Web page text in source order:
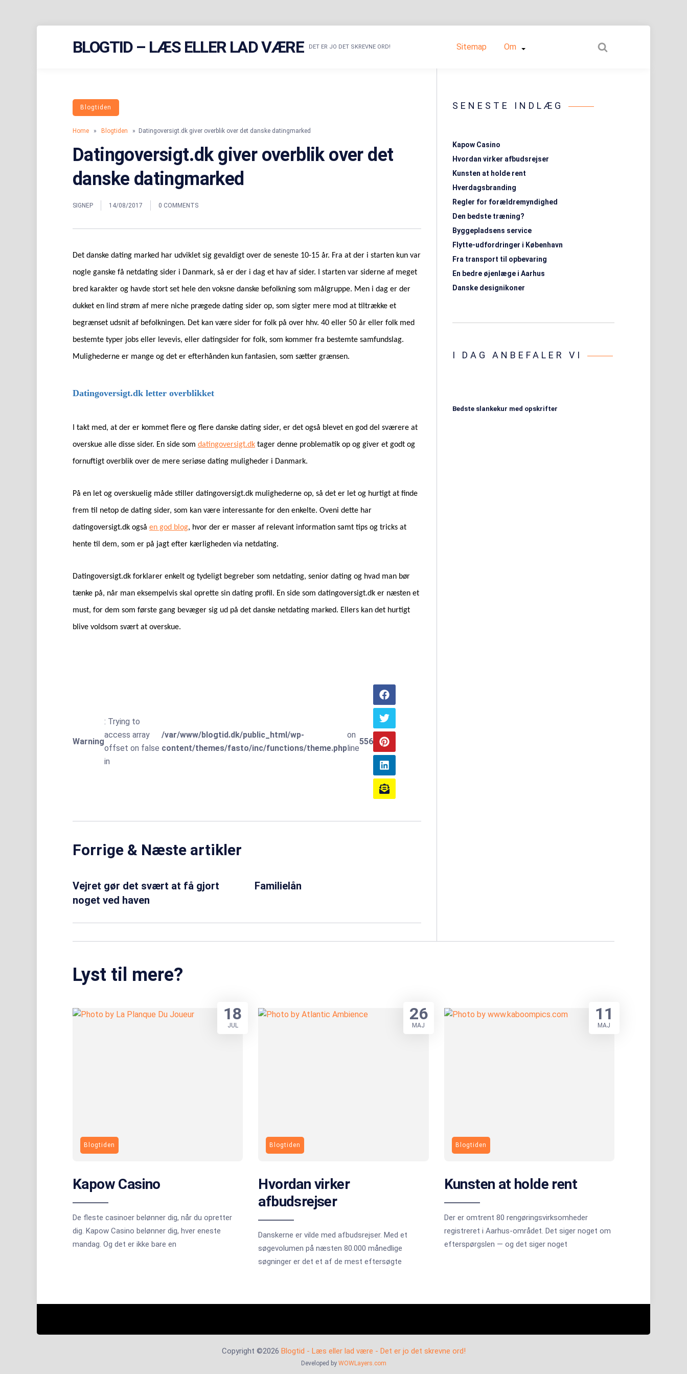
BLOGTID – LÆS ELLER LAD VÆRE DET ER JO DET SKREVNE ORD! Sitemap Om
Blogtiden
Home » Blogtiden » Datingoversigt.dk giver overblik over det danske datingmarked
Datingoversigt.dk giver overblik over det
danske datingmarked
SIGNEP 14/08/2017 0 COMMENTS
Det danske dating marked har udviklet sig gevaldigt over de seneste 10-15 år. Fra at der i starten kun var
nogle ganske få netdating sider i Danmark, så er der i dag et hav af sider. I starten var siderne af meget
bred karakter og havde stort set hele den voksne danske befolkning som målgruppe. Men i dag er der
dukket en lind strøm af mere niche prægede dating sider op, som sigter mere mod at tiltrække et
begrænset udsnit af befolkningen. Det kan være sider for folk på over hhv. 40 eller 50 år eller folk med
bestemte typer jobs eller levevis, eller datingsider for folk, som kommer fra bestemte samfundslag.
Mulighederne er mange og det er efterhånden kun fantasien, som sætter grænsen.
Datingoversigt.dk letter overblikket
I takt med, at der er kommet flere og flere danske dating sider, er det også blevet en god del sværere at
overskue alle disse sider. En side som datingoversigt.dk tager denne problematik op og giver et godt og
fornuftigt overblik over de mere seriøse dating muligheder i Danmark.
På en let og overskuelig måde stiller datingoversigt.dk mulighederne op, så det er let og hurtigt at finde
frem til netop de dating sider, som kan være interessante for den enkelte. Oveni dette har
datingoversigt.dk også en god blog, hvor der er masser af relevant information samt tips og tricks at
hente til dem, som er på jagt efter kærligheden via netdating.
Datingoversigt.dk forklarer enkelt og tydeligt begreber som netdating, senior dating og hvad man bør
tænke på, når man eksempelvis skal oprette sin dating profil. En side som datingoversigt.dk er næsten et
must, for dem som første gang bevæger sig ud på det danske netdating marked. Ellers kan det hurtigt
blive voldsom svært at overskue.
Warning
: Trying to
access array
offset on false
in
/var/www/blogtid.dk/public_html/wp-
content/themes/fasto/inc/functions/theme.php
on
line
556
Forrige & Næste artikler
Vejret gør det svært at få gjort
noget ved haven
Familielån
SENESTE INDLÆG
Kapow Casino
Hvordan virker afbudsrejser
Kunsten at holde rent
Hverdagsbranding
Regler for forældremyndighed
Den bedste træning?
Byggepladsens service
Flytte-udfordringer i København
Fra transport til opbevaring
En bedre øjenlæge i Aarhus
Danske designikoner
I DAG ANBEFALER VI
Bedste slankekur med opskrifter
Lyst til mere?
Blogtiden
Kapow Casino
De fleste casinoer belønner dig, når du opretter
dig. Kapow Casino belønner dig, hver eneste
mandag. Og det er ikke bare en
18
JUL
Blogtiden
Hvordan virker
afbudsrejser
Danskerne er vilde med afbudsrejser. Med et
søgevolumen på næsten 80.000 månedlige
søgninger er det et af de mest eftersøgte
26
MAJ
Blogtiden
Kunsten at holde rent
Der er omtrent 80 rengøringsvirksomheder
registreret i Aarhus-området. Det siger noget om
efterspørgslen — og det siger noget
11
MAJ
Copyright ©2026 Blogtid - Læs eller lad være - Det er jo det skrevne ord!
Developed by WOWLayers.com